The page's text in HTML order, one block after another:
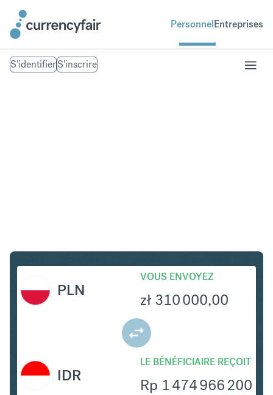
PersonnelEntreprises
S'identifierS'inscrire
PLN
VOUS ENVOYEZ
zł 310 000,00
LE BÉNÉFICIAIRE REÇOIT
Rp 1 474 966 200
IDR